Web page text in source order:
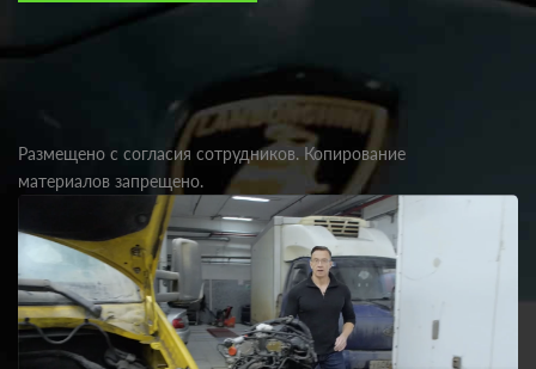
Размещено с согласия сотрудников. Копирование
материалов запрещено.